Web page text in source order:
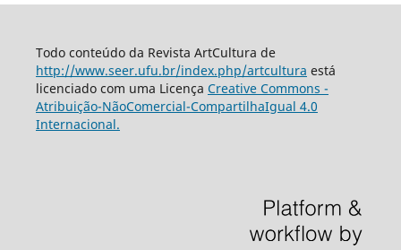
Todo conteúdo da Revista ArtCultura de
http://www.seer.ufu.br/index.php/artcultura está
licenciado com uma Licença Creative Commons -
Atribuição-NãoComercial-CompartilhaIgual 4.0
Internacional.